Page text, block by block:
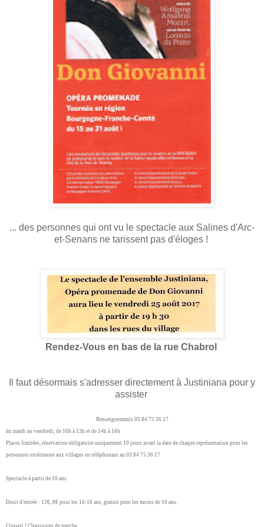
... des personnes qui ont vu le spectacle aux Salines d'Arc-
et-Senans ne tarissent pas d'éloges !
Rendez-Vous en bas de la rue Chabrol
Il faut désormais s'adresser directement à Justiniana pour y
assister
Renseignements 03 84 75 36 17
du mardi au vendredi, de 10h à 13h et de 14h à 16h
Places limitées, réservation obligatoire uniquement 10 jours avant la date de chaque représentation pour les
personnes extérieures aux villages en téléphonant au 03 84 75 36 17
Spectacle à partir de 10 ans
Droit d'entrée : 12€, 8€ pour les 10-16 ans, gratuit pour les moins de 10 ans.
Conseil ! Chaussures de marche